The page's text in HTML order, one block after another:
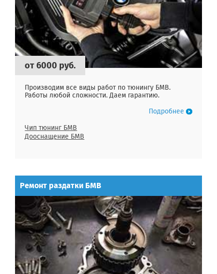
от 6000 руб.
Производим все виды работ по тюнингу БМВ.
Работы любой сложности. Даем гарантию.
Подробнее
Чип тюнинг БМВ
Дооснащение БМВ
Ремонт раздатки БМВ